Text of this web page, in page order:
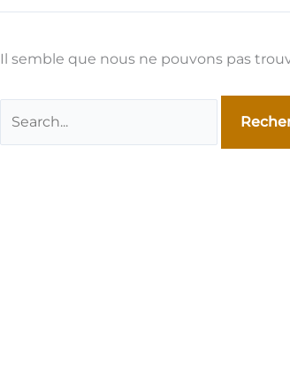
Il semble que nous ne pouvons pas
Rechercher :